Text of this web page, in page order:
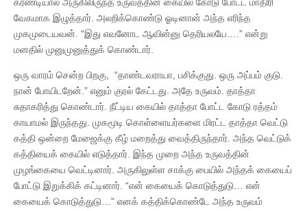
கரண்டியால் அருகிலிருந்த உருவத்தின் கையில் கோடு போட்ட மாதிரி
வேகமாக இழுத்தார். அலறிக்கொண்டு ஓடினான் அந்த எரிந்த
முகமுடையவன். “இது எவனோட ஆவின்னு தெரியலயே….” என்று
மனதில் முனுமுனுத்துக் கொண்டார்.
ஒரு வாரம் சென்ற பிறகு, “தாண்டவராயா, பசிக்குது. ஒரு அப்பம் குடு.
நான் போயிடறேன்.” எனும் குரல் கேட்டது. அதே உருவம். தாத்தா
சுதாகரித்து கொண்டார். நீட்டிய கையில் தாத்தா போட்ட கோடு ரத்தம்
காயாமல் இருந்தது. முகமூடி கொள்ளையர்களை மிரட்ட தாத்தா வெட்டு
கத்தி ஒன்றை மேஜைக்கு கீழ் மறைத்து வைத்திருந்தார். அந்த வெட்டுக்
கத்தியைக் கையில் எடுத்தார். இந்த முறை அந்த உருவத்தின்
முழங்கையை வெட்டினார். அருகிலுள்ள சாக்கு பையில் அந்தக் கையைப்
போட்டு இறுக்கிக் கட்டினார். “என் கையைக் கொடுத்துடு… என்
கையைக் கொடுத்துடு…” எனக் கத்திக்கொண்டே அந்த உருவம்